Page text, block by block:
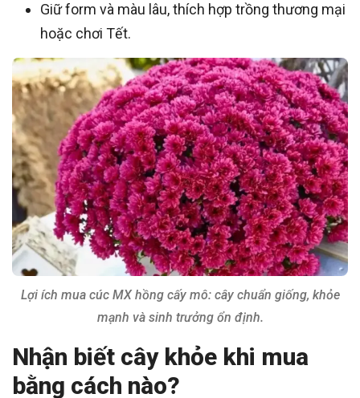
Giữ form và màu lâu, thích hợp trồng thương mại
hoặc chơi Tết.
Lợi ích mua cúc MX hồng cấy mô: cây chuẩn giống, khỏe
mạnh và sinh trưởng ổn định.
Nhận biết cây khỏe khi mua
bằng cách nào?